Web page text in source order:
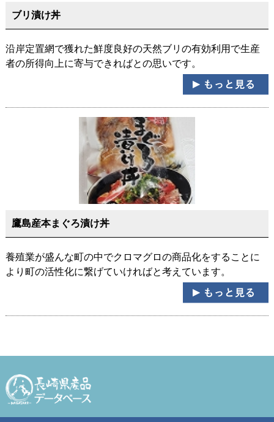
ブリ漬け丼
沿岸定置網で獲れた鮮度良好の天然ブリの有効利用で生産
者の所得向上に寄与できればとの思いです。
鷹島産本まぐろ漬け丼
養殖業が盛んな町の中でクロマグロの商品化をすることに
より町の活性化に繋げていければと考えています。